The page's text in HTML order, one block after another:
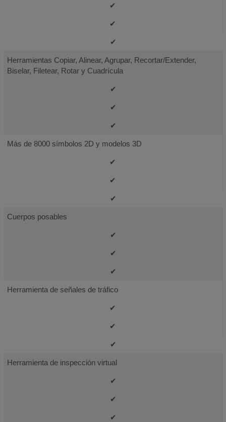
✔
✔
✔
Herramientas Copiar, Alinear, Agrupar, Recortar/Extender,
Biselar, Filetear, Rotar y Cuadrícula
✔
✔
✔
Más de 8000 símbolos 2D y modelos 3D
✔
✔
✔
Cuerpos posables
✔
✔
✔
Herramienta de señales de tráfico
✔
✔
✔
Herramienta de inspección virtual
✔
✔
✔